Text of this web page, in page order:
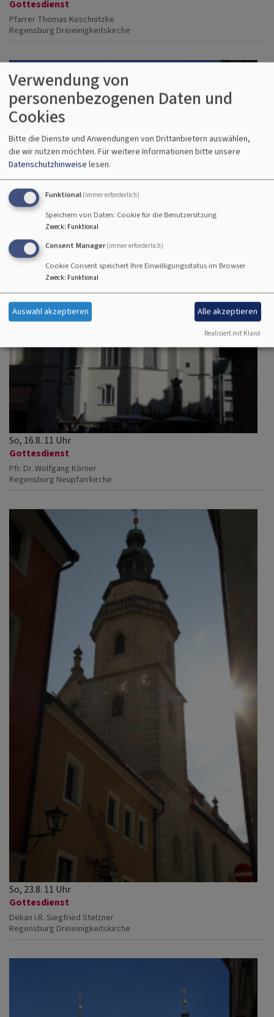
Gottesdienst
Pfarrer Thomas Koschnitzke
Regensburg Dreieinigkeitskirche
So, 16.8. 11 Uhr
Gottesdienst
Pfr. Dr. Wolfgang Körner
Regensburg Neupfarrkirche
So, 23.8. 11 Uhr
Gottesdienst
Dekan i.R. Siegfried Stelzner
Regensburg Dreieinigkeitskirche
Verwendung von
personenbezogenen Daten und
Cookies
Bitte die Dienste und Anwendungen von Drittanbietern auswählen,
die wir nutzen möchten. Für weitere Informationen bitte unsere
Datenschutzhinweise lesen.
Funktional (immer erforderlich)
Speichern von Daten: Cookie für die Benutzersitzung
Zweck: Funktional
Consent Manager (immer erforderlich)
Cookie Consent speichert Ihre Einwilligungsstatus im Browser
Zweck: Funktional
Auswahl akzeptieren Alle akzeptieren
Realisiert mit Klaro!